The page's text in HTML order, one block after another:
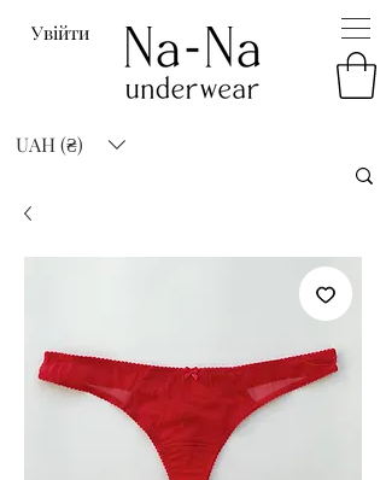
Увійти
UAH (₴)